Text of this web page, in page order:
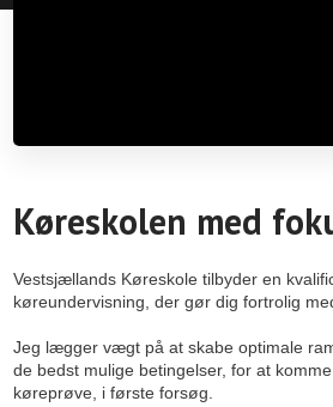
Køreskolen med
Vestsjællands Køreskole tilbyder en
køreundervisning, der gør dig fortrolig
Jeg lægger vægt på at skabe optimale
de bedst mulige betingelser, for at
køreprøve, i første forsøg.